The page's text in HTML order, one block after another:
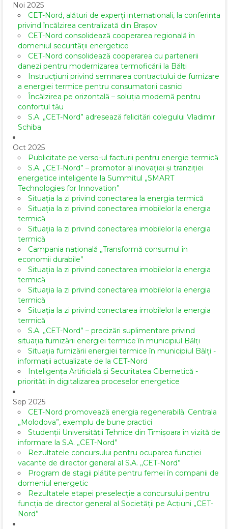
Noi 2025
CET-Nord, alături de experți internaționali, la conferința
privind încălzirea centralizată din Brașov
CET-Nord consolidează cooperarea regională în
domeniul securității energetice
CET-Nord consolidează cooperarea cu partenerii
danezi pentru modernizarea termoficării la Bălți
Instrucțiuni privind semnarea contractului de furnizare
a energiei termice pentru consumatorii casnici
Încălzirea pe orizontală – soluția modernă pentru
confortul tău
S.A. „CET-Nord” adresează felicitări colegului Vladimir
Schiba
Oct 2025
Publicitate pe verso-ul facturii pentru energie termică
S.A. „CET-Nord” – promotor al inovației și tranziției
energetice inteligente la Summitul „SMART
Technologies for Innovation”
Situația la zi privind conectarea la energia termică
Situația la zi privind conectarea imobilelor la energia
termică
Situația la zi privind conectarea imobilelor la energia
termică
Campania națională „Transformă consumul în
economii durabile”
Situația la zi privind conectarea imobilelor la energia
termică
Situația la zi privind conectarea imobilelor la energia
termică
Situația la zi privind conectarea imobilelor la energia
termică
S.A. „CET-Nord” – precizări suplimentare privind
situația furnizării energiei termice în municipiul Bălți
Situația furnizării energiei termice în municipiul Bălți -
informații actualizate de la CET-Nord
Inteligența Artificială și Securitatea Cibernetică -
priorități în digitalizarea proceselor energetice
Sep 2025
CET-Nord promovează energia regenerabilă. Centrala
„Molodova”, exemplu de bune practici
Studenții Universității Tehnice din Timișoara în vizită de
informare la S.A. „CET-Nord”
Rezultatele concursului pentru ocuparea funcției
vacante de director general al S.A. ,,CET-Nord”
Program de stagii plătite pentru femei în companii de
domeniul energetic
Rezultatele etapei preselecție a concursului pentru
funcția de director general al Societăţii pe Acţiuni „CET-
Nord”